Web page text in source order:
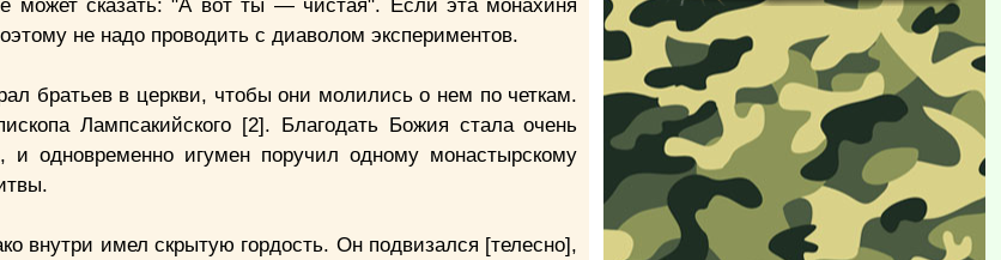
может сказать: "А вот ты — чистая". Если эта монахиня
не надо проводить с диаволом экспериментов.
братьев в церкви, чтобы они молились о нем по четкам.
Лампсакийского [2]. Благодать Божия стала очень
одновременно игумен поручил одному монастырскому
внутри имел скрытую гордость. Он подвизался [телесно],